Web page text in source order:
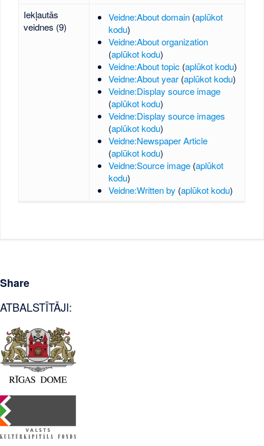
Iekļautās
veidnes (9)
Veidne:About domain (aplūkot
kodu)
Veidne:About organization
(aplūkot kodu)
Veidne:About topic (aplūkot kodu)
Veidne:About year (aplūkot kodu)
Veidne:Display source image
(aplūkot kodu)
Veidne:Display source images
(aplūkot kodu)
Veidne:Newspaper Article
(aplūkot kodu)
Veidne:Source image (aplūkot
kodu)
Veidne:Written by (aplūkot kodu)
Share
ATBALSTĪTĀJI: